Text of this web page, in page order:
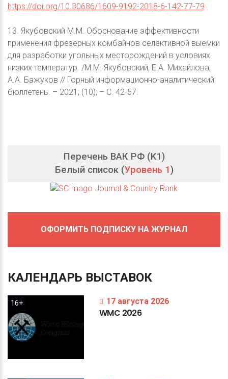
https://doi.org/10.30686/1609-9192-2018-6-142-77-79
13. Якубовский М.М. Обоснование эффективности
применения фрезерных комбайнов селективной выемки
для разработки угольных месторождений в условиях
низких температур. /М.М. Якубовский, Е.А. Михайлова,
А.А. Бажуков // Горный информационно-аналитический
бюллетень. – 2021; (10); – С. 42-57.
Перечень ВАК РФ (K1)
Белый список (Уровень 1)
ОФОРМИТЬ ПОДПИСКУ НА ЖУРНАЛ
КАЛЕНДАРЬ ВЫСТАВОК
16+ 17 августа 2026
WMC 2026